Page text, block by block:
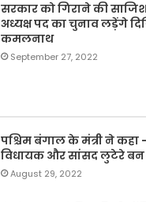
सरकार को गिराने की
अध्यक्ष पद का चुनाव लड़ेंगे
कमलनाथ
September 27, 2022
पश्चिम बंगाल के मंत्री ने
विधायक और सांसद लुटेरे बन
August 29, 2022